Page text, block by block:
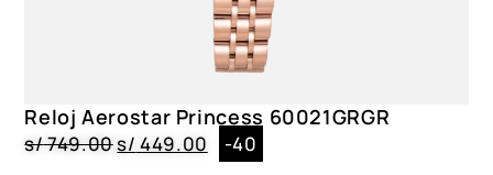
Reloj Aerostar Princess 60021GRGR
s/749.00s/ 449.00 -40